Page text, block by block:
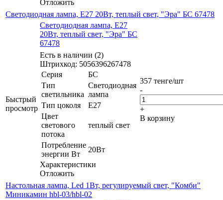
Отложить
Светодиодная лампа, E27 20Вт, теплый свет, "Эра" БС 67478
Быстрый
просмотр
Светодиодная лампа, E27
20Вт, теплый свет, "Эра" БС
67478
Есть в наличии (2)
Штрихкод: 5056396267478
Серия
БС
Тип
светильника
Светодиодная
лампа
Тип цоколя
E27
Цвет
светового
потока
теплый свет
Потребление
энергии Вт
20Вт
Характеристики
Отложить
357 тенге/шт
-
+
В корзину
Настольная лампа, Led 1Вт, регулируемый свет, "Комби"
Миникамин hbl-03/hbl-02